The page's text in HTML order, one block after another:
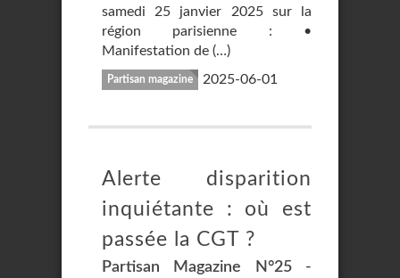
samedi 25 janvier 2025 sur la
région parisienne : •
Manifestation de (…)
Partisan magazine 2025-06-01
Alerte disparition
inquiétante : où est
passée la CGT ?
Partisan Magazine N°25 -